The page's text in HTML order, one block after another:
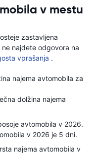
v mestu
zastavljena
najdete odgovora na
vprašanja .
najema avtomobila za
dolžina najema
avtomobila v 2026.
v 2026 je 5 dni.
najema avtomobila v